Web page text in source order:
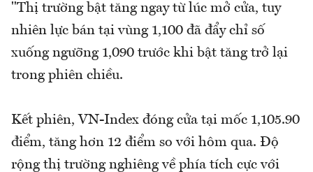
"Thị trường bật tăng ngay từ lúc mở cửa, tuy
nhiên lực bán tại vùng 1,100 đã đẩy chỉ số
xuống ngưỡng 1,090 trước khi bật tăng trở lại
trong phiên chiều.
Kết phiên, VN-Index đóng cửa tại mốc 1,105.90
điểm, tăng hơn 12 điểm so với hôm qua. Độ
rộng thị trường nghiêng về phía tích cực với